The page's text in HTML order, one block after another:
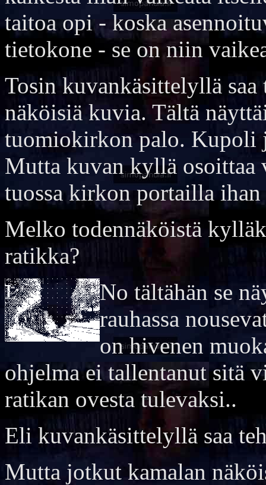
taitoa opi - koska
tietokone - se on niin
Tosin kuvankäsittelyllä saa
näköisiä kuvia. Tältä
tuomiokirkon palo. Kupoli
Mutta kuvan kyllä osoittaa
tuossa kirkon portailla ihan
Melko todennäköistä
ratikka?
No tältähän se
rauhassa
on hivenen
ohjelma ei tallentanut sitä
ratikan ovesta tulevaksi..
Eli kuvankäsittelyllä saa
Mutta jotkut kamalan